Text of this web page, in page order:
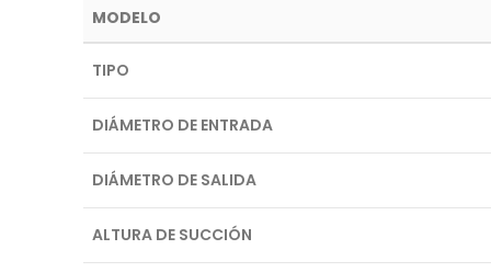
MODELO
TIPO
DIÁMETRO DE ENTRADA
DIÁMETRO DE SALIDA
ALTURA DE SUCCIÓN